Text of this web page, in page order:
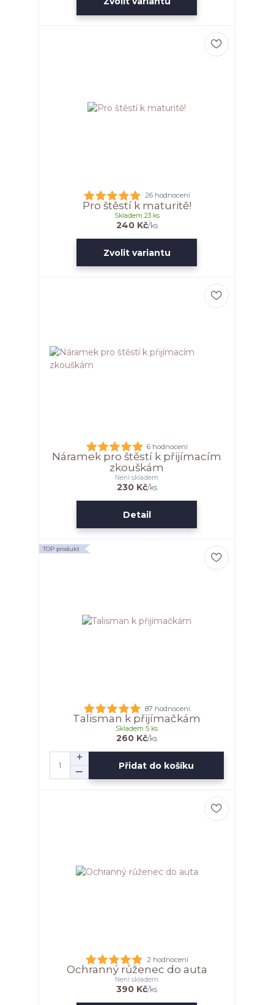
26 hodnocení
Pro štěstí k maturitě!
240 Kč/ks
Skladem 23 ks
Zvolit variantu
6 hodnocení
Náramek pro štěstí k přijímacím
zkouškám
230 Kč/ks
Není skladem
Detail
TOP produkt
87 hodnocení
Talisman k přijímačkám
260 Kč/ks
Skladem 5 ks
Přidat do košíku
2 hodnocení
Ochranný růženec do auta
390 Kč/ks
Není skladem